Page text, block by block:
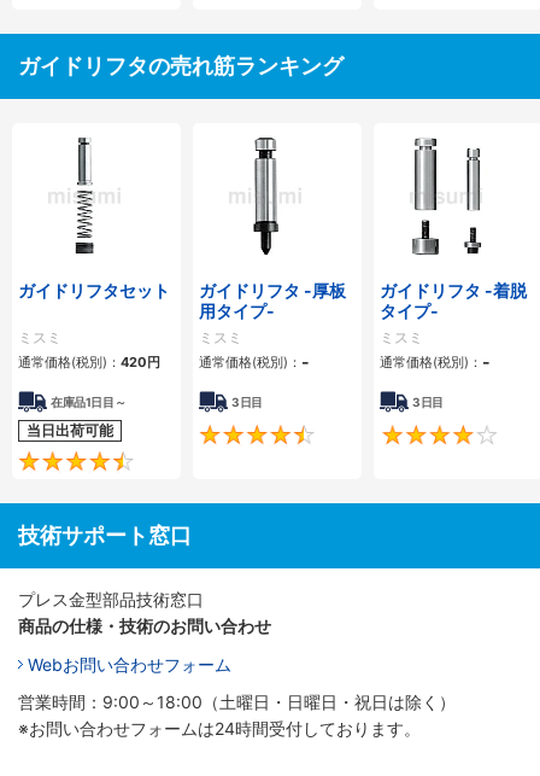
ガイドリフタの売れ筋ランキング
ガイドリフタセット
ミスミ
通常価格(税別)： 420 円
在庫品1日目～
当日出荷可能
ガイドリフタ -厚板
用タイプ-
ミスミ
通常価格(税別)： -
3日目
4.5
ガイドリフタ -着脱
タイプ-
ミスミ
通常価格(税別)： -
3日目
技術サポート窓口
プレス金型部品技術窓口
商品の仕様・技術のお問い合わせ
Webお問い合わせフォーム
営業時間：9:00～18:00（土曜日・日曜日・祝日は除く）
※お問い合わせフォームは24時間受付しております。